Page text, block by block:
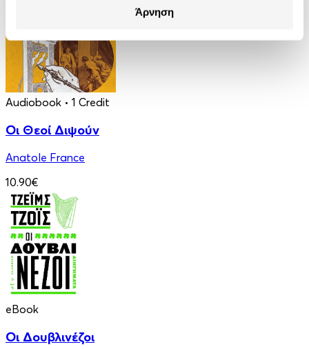
Άρνηση
Audiobook • 1 Credit
Οι Θεοί Διψούν
Anatole France
10.90€
eBook
Οι Δουβλινέζοι